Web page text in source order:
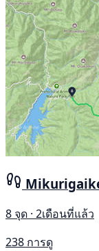
8 จุด · 2เดือนที่แล้ว
238 การดู